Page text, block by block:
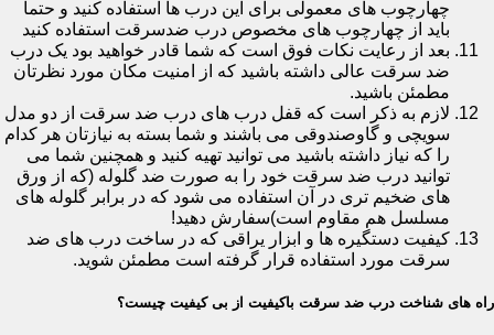
چهارچوب های معمولی برای این درب ها استفاده کنید و حتما
باید از چهارچوب های مخصوص درب ضدسرقت استفاده کنید
بعد از رعایت نکات فوق است که شما قادر خواهید بود یک درب
ضد سرقت عالی داشته باشید که از امنیت مکان مورد نظرتان
مطمئن باشید.
لازم به ذکر است که قفل درب های درب ضد سرقت از دو مدل
سویچی و گاوصندوقی می باشند و شما بسته به نیازتان هر کدام
را که نیاز داشته باشید می توانید تهیه کنید و همچنین شما می
توانید درب ضد سرقت خود را به صورت ضد گلوله (که از ورق
های ضخیم تری در آن استفاده می شود که در برابر گلوله های
مسلسل هم مقاوم است)سفارش دهید!
کیفیت دستگیره ها و ابزار یراقی که در ساخت درب های ضد
سرقت مورد استفاده قرار گرفته است مطمئن شوید.
راه های شناخت درب ضد سرقت باکیفیت از بی کیفیت چیست؟